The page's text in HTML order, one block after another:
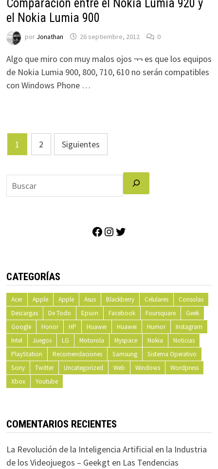
Comparación entre el Nokia Lumia 920 y
el Nokia Lumia 900
por Jonathan 26 septiembre, 2012 0
Algo que miro con muy malos ojos ¬¬ es que los equipos
de Nokia Lumia 900, 800, 710, 610 no serán compatibles
con Windows Phone …
Paginación
de
entradas
1 2 Siguientes
Facebook
Instagram
CATEGORÍAS
Acer Apple Apple Asus Blackberry Celulares
Consolas
Descargas
De Todo Epson Facebook Foursquare
Geek
Google
Honor HP Huawei Huawei Humor
Instagram
Intel
Juegos LG Motorola Myspace Nokia
Noticias
PlayStation
Recomendaciones Samsung
Sistema Operativo
Sony
Twitter Uncategorized Web Windows
Wordpress
Xbox
Youtube
COMENTARIOS RECIENTES
La Revolución de la Inteligencia Artificial en la Industria
de los Videojuegos – Geekgt en Las Tendencias